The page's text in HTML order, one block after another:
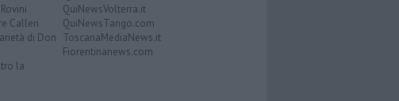
Calleri
di Don
la
QuiNewsVolterra.it
QuiNewsTango.com
ToscanaMediaNews.it
Fiorentinanews.com